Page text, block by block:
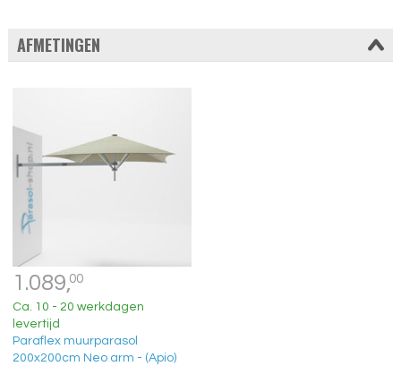
AFMETINGEN
1.089,00
Ca. 10 - 20 werkdagen
levertijd
Paraflex muurparasol
200x200cm Neo arm - (Apio)